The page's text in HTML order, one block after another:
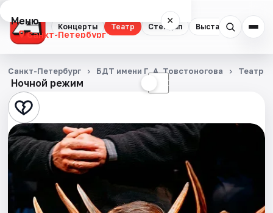
Концерты Театр Стендап Выставки
Меню ×
Санкт-Петербург
Концерты
Театр
Стендап
Выставки
Квесты
Экскурсии
Ночной режим ☾
Санкт-Петербург БДТ имени Г. А. Товстоногова Театр